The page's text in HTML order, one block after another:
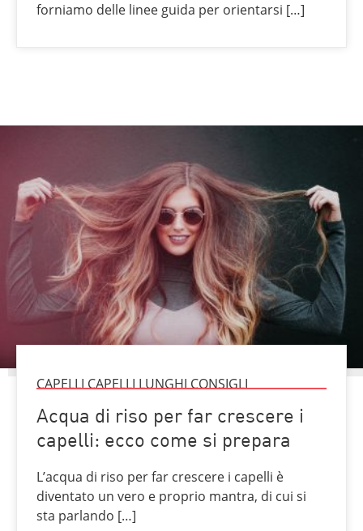
forniamo delle linee guida per orientarsi […]
CAPELLI CAPELLI LUNGHI CONSIGLI
Acqua di riso per far crescere i
capelli: ecco come si prepara
L’acqua di riso per far crescere i capelli è
diventato un vero e proprio mantra, di cui si
sta parlando […]